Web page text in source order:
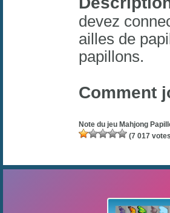
devez
ailles de
papillons.
Comment
Note du jeu Mahjong
(7 017